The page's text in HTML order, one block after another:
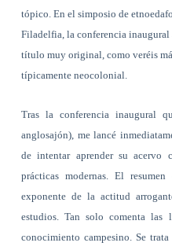
tópico. En el simposio de
Filadelfia, la conferencia inaugural
título muy original, como veréis
típicamente neocolonial.
Tras la conferencia inaugural
anglosajón), me lancé
de intentar aprender su acervo
prácticas modernas. El
exponente de la actitud
estudios. Tan solo comenta las
conocimiento campesino. Se